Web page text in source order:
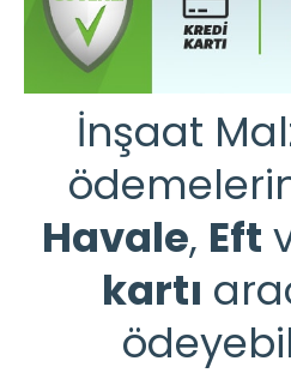
İnşaat
Havale, Eft
kartı